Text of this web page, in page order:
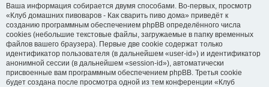
Ваша информация собирается двумя способами. Во-первых, просмотр
«Клуб домашних пивоваров - Как cварить пиво дома» приведёт к
созданию программным обеспечением phpBB определённого числа
cookies (небольшие текстовые файлы, загружаемые в папку временных
файлов вашего браузера). Первые две cookie содержат только
идентификатор пользователя (в дальнейшем «user-id») и идентификатор
анонимной сессии (в дальнейшем «session-id»), автоматически
присвоенные вам программным обеспечением phpBB. Третья cookie
будет создана после просмотра одной из тем конференции «Клуб